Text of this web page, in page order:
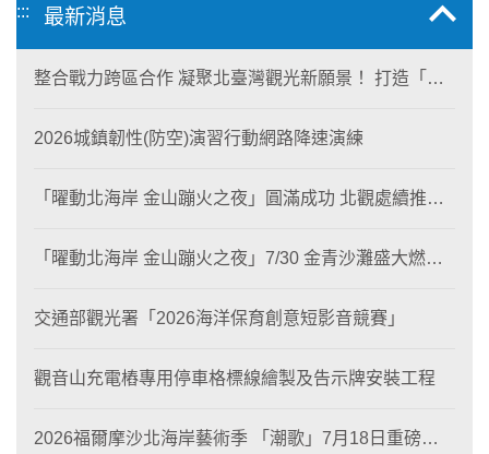
::: 最新消息
整合戰力跨區合作 凝聚北臺灣觀光新願景！ 打造「生
2026城鎮韌性(防空)演習行動網路降速演練
「曜動北海岸 金山蹦火之夜」圓滿成功 北觀處續推照
「曜動北海岸 金山蹦火之夜」7/30 金青沙灘盛大燃
交通部觀光署「2026海洋保育創意短影音競賽」
觀音山充電樁專用停車格標線繪製及告示牌安裝工程
2026福爾摩沙北海岸藝術季 「潮歌」7月18日重磅登